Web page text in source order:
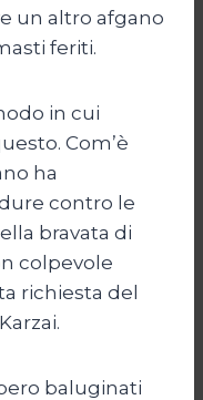
un altro afgano
feriti.
in cui
Com’è
ha
contro le
bravata di
colpevole
richiesta del
baluginati